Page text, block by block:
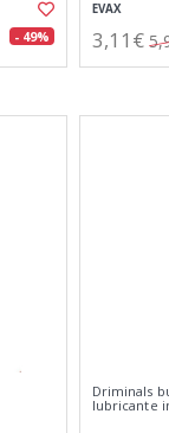
- 49%
EVAX
3,11€
Driminals
lubricante